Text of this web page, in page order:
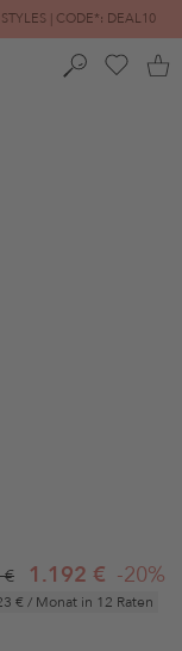
| CODE*: DEAL10
€ 1.192 € -20%
€ / Monat in 12 Raten